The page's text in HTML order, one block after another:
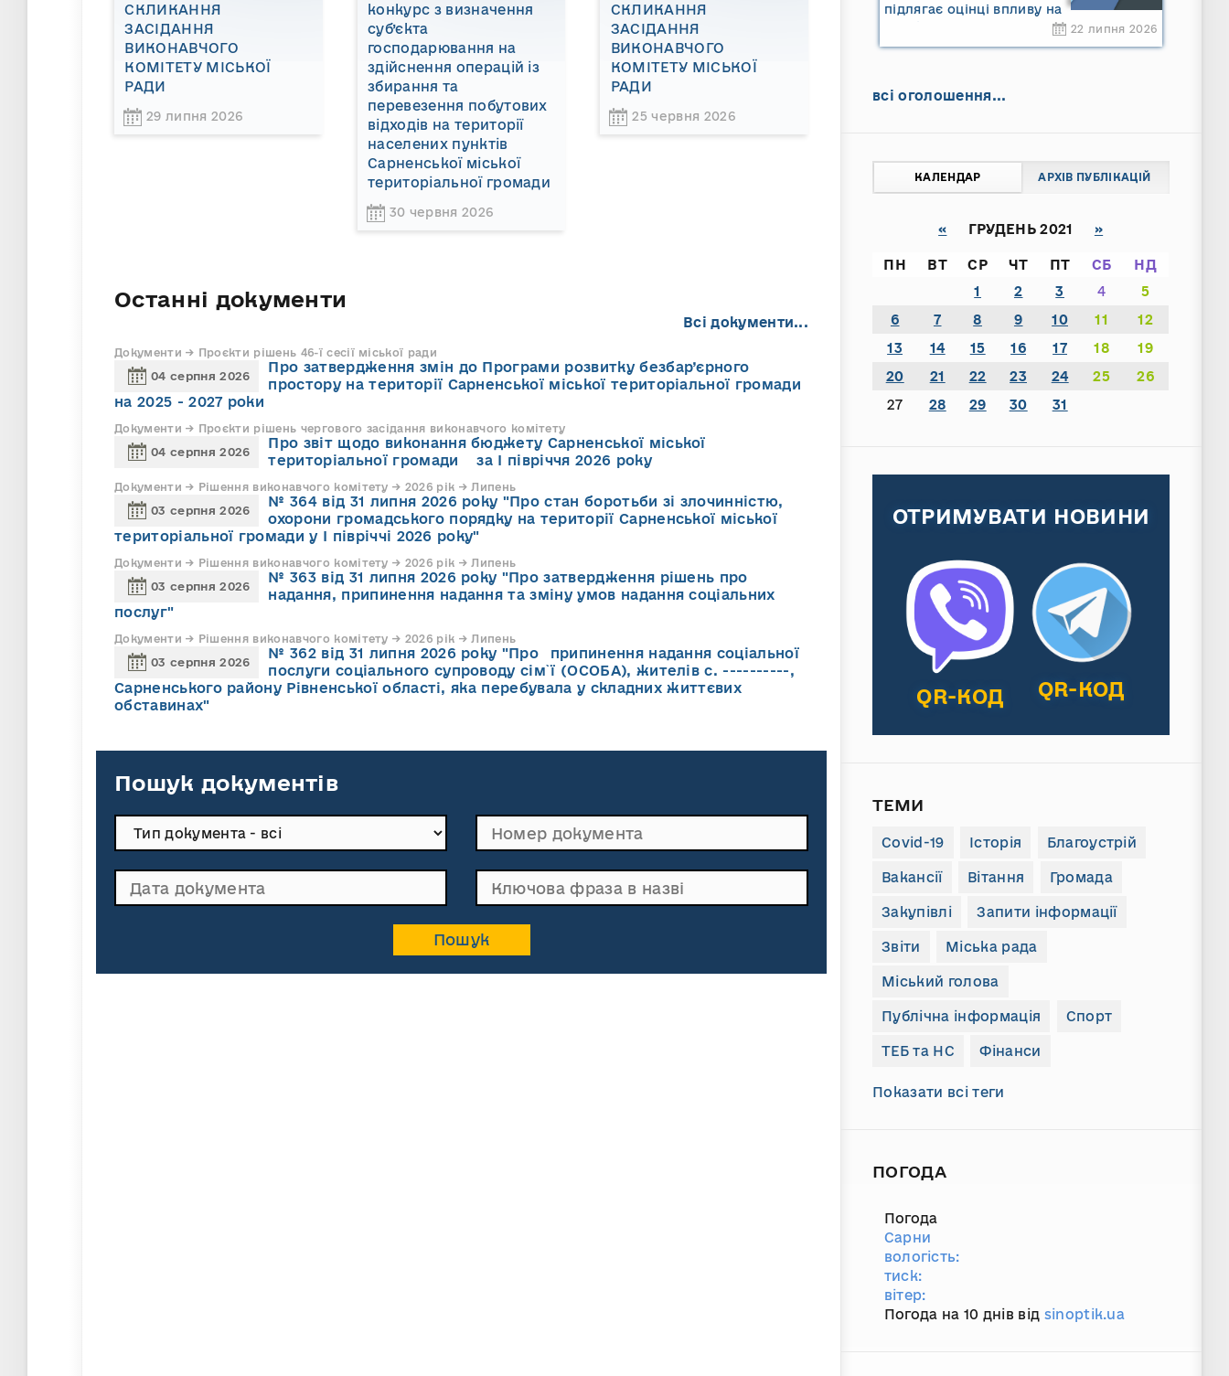
СКЛИКАННЯ
ЗАСІДАННЯ
ВИКОНАВЧОГО
КОМІТЕТУ МІСЬКОЇ
РАДИ
29 липня 2026
конкурс з визначення
суб’єкта
господарювання на
здійснення операцій із
збирання та
перевезення побутових
відходів на території
населених пунктів
Сарненської міської
територіальної громади
30 червня 2026
СКЛИКАННЯ
ЗАСІДАННЯ
ВИКОНАВЧОГО
КОМІТЕТУ МІСЬКОЇ
РАДИ
25 червня 2026
Останні документи
Всі документи...
Документи → Проєкти рішень 46-ї сесії міської ради
04 серпня 2026
Про затвердження змін до Програми розвитку безбар’єрного
простору на території Сарненської міської територіальної громади
на 2025 - 2027 роки
Документи → Проєкти рішень чергового засідання виконавчого комітету
04 серпня 2026
Про звіт щодо виконання бюджету Сарненської міської
територіальної громади за І півріччя 2026 року
Документи → Рішення виконавчого комітету → 2026 рік → Липень
03 серпня 2026
№ 364 від 31 липня 2026 року "Про стан боротьби зі злочинністю,
охорони громадського порядку на території Сарненської міської
територіальної громади у І півріччі 2026 року"
Документи → Рішення виконавчого комітету → 2026 рік → Липень
03 серпня 2026
№ 363 від 31 липня 2026 року "Про затвердження рішень про
надання, припинення надання та зміну умов надання соціальних
послуг"
Документи → Рішення виконавчого комітету → 2026 рік → Липень
03 серпня 2026
№ 362 від 31 липня 2026 року "Про припинення надання соціальної
послуги соціального супроводу cім`ї (ОСОБА), жителів с. ----------,
Сарненського району Рівненської області, яка перебувала у складних життєвих
обставинах"
Пошук документів
підлягає оцінці впливу на
довкілля ТОВАРИСТВО З
ОБМЕЖЕНОЮ
22 липня 2026
всі оголошення...
КАЛЕНДАР АРХІВ ПУБЛІКАЦІЙ
« ГРУДЕНЬ 2021 »
ПН ВТ СР ЧТ ПТ СБ
НД
1
2 3 4
5
6
7 8 9 10 11
12
13
14 15 16 17 18
19
20
21 22 23 24 25
26
27
28 29 30 31
ОТРИМУВАТИ НОВИНИ
QR-КОД QR-КОД
ТЕМИ
Covid-19 Історія Благоустрій
Вакансії Вітання Громада
Закупівлі Запити інформації
Звіти Міська рада
Міський голова
Публічна інформація Спорт
ТЕБ та НС Фінанси
Показати всі теги
ПОГОДА
Погода
Сарни
вологість:
тиск:
вітер:
Погода на 10 днів від sinoptik.ua